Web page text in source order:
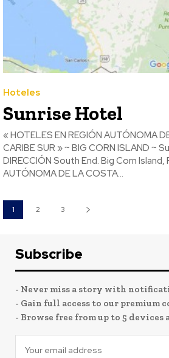
Hoteles
Sunrise Hotel
« HOTELES EN REGIÓN AUTÓNOMA
CARIBE SUR » ~ BIG CORN ISLAND ~
DIRECCIÓN South End. Big Corn Island,
AUTÓNOMA DE LA COSTA...
1 2 3
Subscribe
- Never miss a story with
- Gain full access to our premium
- Browse free from up to 5 devices